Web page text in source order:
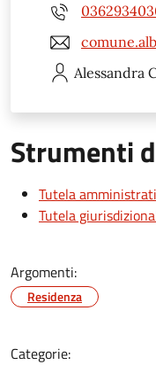
Alessandra
Strumenti
Tutela
Tutela
Argomenti:
Residenza
Categorie: